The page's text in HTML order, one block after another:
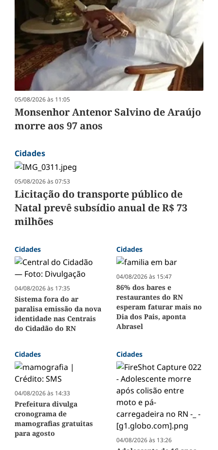
05/08/2026 às 11:05
Monsenhor Antenor Salvino de Araújo
morre aos 97 anos
Cidades
05/08/2026 às 07:53
Licitação do transporte público de
Natal prevê subsídio anual de R$ 73
milhões
Cidades
04/08/2026 às 17:35
Sistema fora do ar
paralisa emissão da nova
identidade nas Centrais
do Cidadão do RN
Cidades
04/08/2026 às 15:47
86% dos bares e
restaurantes do RN
esperam faturar mais no
Dia dos Pais, aponta
Abrasel
Cidades
04/08/2026 às 14:33
Prefeitura divulga
cronograma de
mamografias gratuitas
para agosto
Cidades
04/08/2026 às 13:26